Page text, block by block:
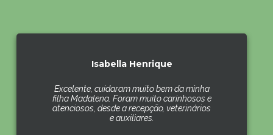
Isabella Henrique
Excelente, cuidaram muito bem da minha
filha Madalena. Foram muito carinhosos e
atenciosos, desde a recepção, veterinários
e auxiliares.